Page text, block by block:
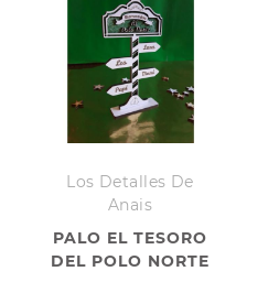
Los Detalles De
Anais
PALO EL TESORO
DEL POLO NORTE